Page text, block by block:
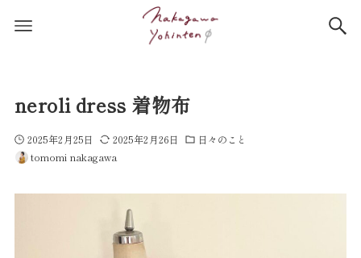
neroli dress 着物布
2025年2月25日 2025年2月26日
日々のこと
tomomi nakagawa